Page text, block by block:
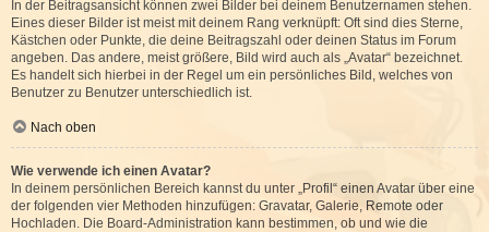
In der Beitragsansicht können zwei Bilder bei deinem Benutzernamen stehen.
Eines dieser Bilder ist meist mit deinem Rang verknüpft: Oft sind dies Sterne,
Kästchen oder Punkte, die deine Beitragszahl oder deinen Status im Forum
angeben. Das andere, meist größere, Bild wird auch als „Avatar“ bezeichnet.
Es handelt sich hierbei in der Regel um ein persönliches Bild, welches von
Benutzer zu Benutzer unterschiedlich ist.
Nach oben
Wie verwende ich einen Avatar?
In deinem persönlichen Bereich kannst du unter „Profil“ einen Avatar über eine
der folgenden vier Methoden hinzufügen: Gravatar, Galerie, Remote oder
Hochladen. Die Board-Administration kann bestimmen, ob und wie die